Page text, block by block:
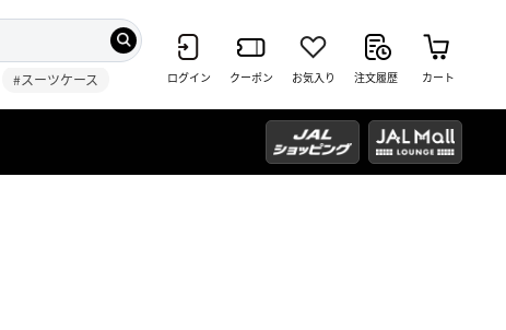
#スーツケース ログイン クーポン お気入り 注文履歴 カート